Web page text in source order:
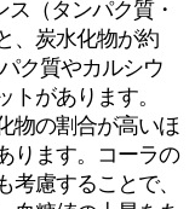
（タンパク質・
、炭水化物が約
ク質やカルシウ
があります。
物の割合が高いほ
ります。コーラの
慮することで、